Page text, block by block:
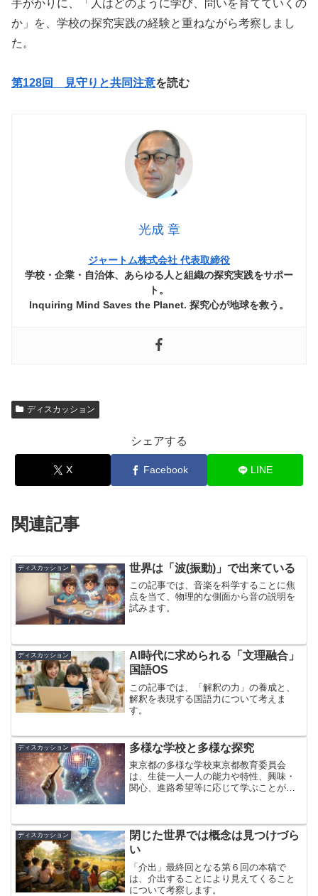
手がかりに、「人はどのように学び、問いを育てていくの
か」を、学校の探究実践の経験と重ねながら考察しまし
た。
第128回 見守りと共同注意を読む
光成 章
ジャートム株式会社 代表取締役
学校・企業・自治体、あらゆる人と組織の探究実践をサポー
ト。
Inquiring Mind Saves the Planet. 探究心が地球を救う。
ディスカッション
シェアする
X Facebook LINE
関連記事
ディスカッション 世界は「波(振動)」で出来ている
この記事では、音楽を科学することに焦
点を当て、物理的な側面から音の説明を
試みます。
ディスカッション
AI時代に求められる「文理融合」
国語OS
この記事では、「解釈の力」の養成と、
解釈を表現する国語力について考えま
す。
ディスカッション 多様な学校と多様な探究
東京都の多様な学校東京都教育委員会
は、生徒一人一人の能力や特性、興味・
関心、進路希望等に応じて学ぶことがで
ます。総合学科高校、単位制高校、科学
技術高校、産業高校、進学型...
ディスカッション
閉じた世界では概念は見つけづら
い
「介出」最終回となる第６回の本稿で
は、介出することにより見えてくること
について考察します。